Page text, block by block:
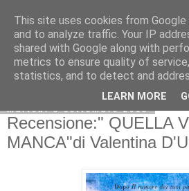
martedì 8 settembre 2015
Recensione:" QUELLA
MANCA"di Valentina
This site uses cookies from
and to analyze traffic. Your IP
shared with Google along with
metrics to ensure quality of
statistics, and to detect and
LEARN MORE